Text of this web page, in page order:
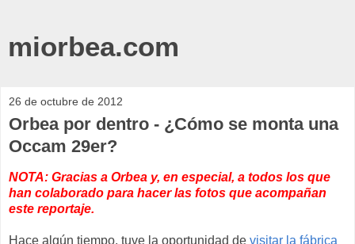
miorbea.com
26 de octubre de 2012
Orbea por dentro - ¿Cómo se monta una
Occam 29er?
NOTA: Gracias a Orbea y, en especial, a todos los que
han colaborado para hacer las fotos que acompañan
este reportaje.
Hace algún tiempo, tuve la oportunidad de visitar la fábrica